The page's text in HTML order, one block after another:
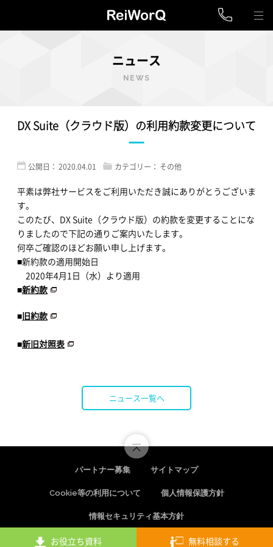
ニュース
NEWS
DX Suite（クラウド版）の利用約款変更について
公開日： 2020.04.01 カテゴリー： その他
平素は弊社サービスをご利用いただき誠にありがとうございま
す。
このたび、DX Suite（クラウド版）の約款を変更することにな
りましたので下記の通りご案内いたします。
何卒ご確認のほどお願い申し上げます。
■新約款の適用開始日
2020年4月1日（水）より適用
■新約款
■旧約款
■新旧対照表
ニュース一覧へ
お役立ち資料 無料相談する
パートナー募集 サイトマップ
Cookie等の利用について 個人情報保護方針
情報セキュリティ基本方針
Copyright © Startia Technos, Inc. All rights reserved.